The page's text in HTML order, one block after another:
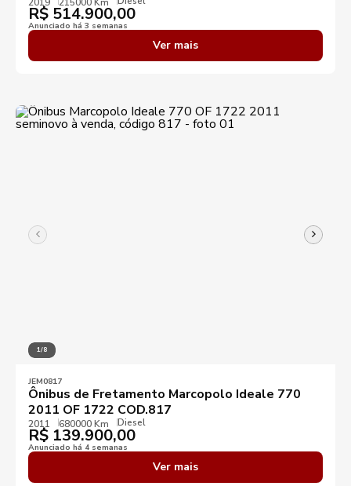
R$ 514.900,00
Anunciado há 3 semanas
Ver mais
1/8
JEM0817
Ônibus de Fretamento Marcopolo Ideale 770
2011 OF 1722 COD.817
2011 680000 Km Diesel
R$ 139.900,00
Anunciado há 4 semanas
Ver mais